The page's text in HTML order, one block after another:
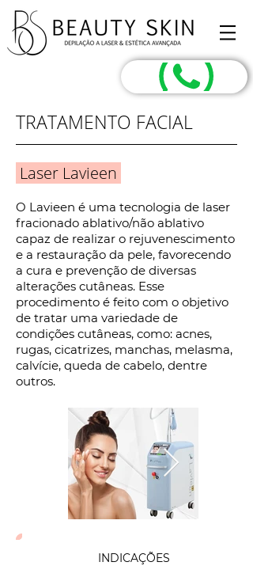
TRATAMENTO FACIAL
Laser Lavieen
O Lavieen é uma tecnologia de laser
fracionado ablativo/não ablativo
capaz de realizar o rejuvenescimento
e a restauração da pele, favorecendo
a cura e prevenção de diversas
alterações cutâneas. Esse
procedimento é feito com o objetivo
de tratar uma variedade de
condições cutâneas, como: acnes,
rugas, cicatrizes, manchas, melasma,
calvície, queda de cabelo, dentre
outros.
INDICAÇÕES